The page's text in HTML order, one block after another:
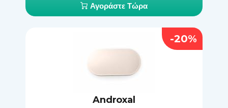
Αγοράστε Τώρα
Androxal
-20%